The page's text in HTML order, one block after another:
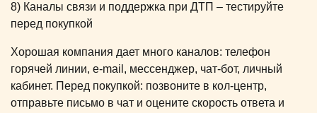
8) Каналы связи и поддержка при ДТП – тестируйте
перед покупкой
Хорошая компания дает много каналов: телефон
горячей линии, e-mail, мессенджер, чат-бот, личный
кабинет. Перед покупкой: позвоните в кол-центр,
отправьте письмо в чат и оцените скорость ответа и